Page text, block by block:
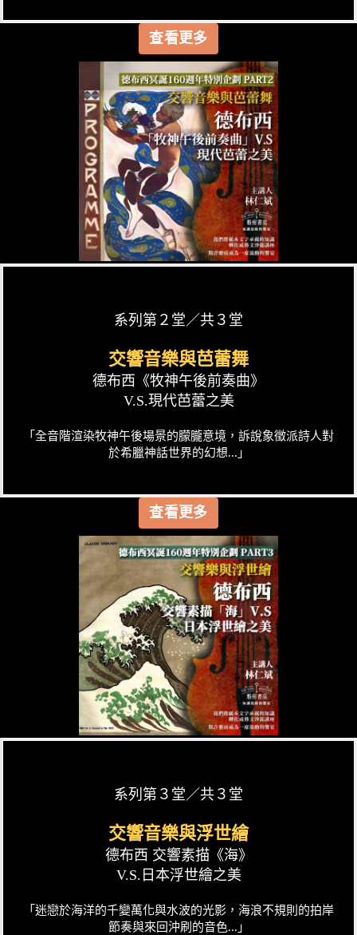
查看更多
系列第２堂／共３堂
交響音樂與芭蕾舞
德布西《牧神午後前奏曲》
V.S.現代芭蕾之美
「全音階渲染牧神午後場景的朦朧意境，訴說象徵派詩人對
於希臘神話世界的幻想...」
查看更多
系列第３堂／共３堂
交響音樂與浮世繪
德布西 交響素描《海》
V.S.日本浮世繪之美
「迷戀於海洋的千變萬化與水波的光影，海浪不規則的拍岸
節奏與來回沖刷的音色...」